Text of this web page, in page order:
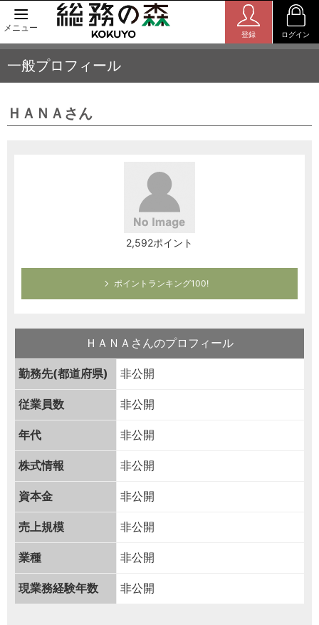
メニュー
登録 ログイン
一般プロフィール
ＨＡＮＡさん
2,592ポイント
ポイントランキング100!
ＨＡＮＡさんのプロフィール
勤務先(都道府県) 非公開
従業員数 非公開
年代 非公開
株式情報 非公開
資本金 非公開
売上規模 非公開
業種 非公開
現業務経験年数 非公開